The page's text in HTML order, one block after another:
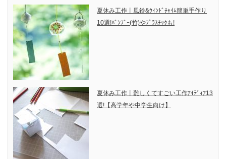
夏休み工作丨風鈴&ｳｨﾝﾄﾞﾁｬｲﾑ簡単手作り
10選!ﾊﾞﾝﾌﾞｰ(竹)やﾌﾟﾗｽﾁｯｸも!
夏休み工作丨難しくてすごい工作ｱｲﾃﾞｨｱ13
選!【高学年や中学生向け】